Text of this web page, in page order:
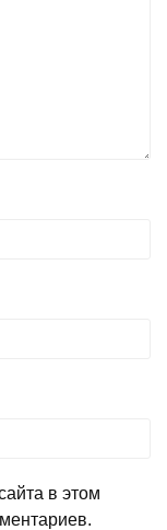
в этом